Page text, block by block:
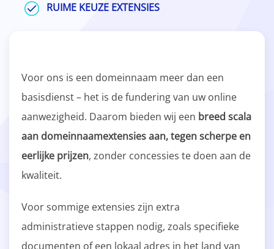
RUIME KEUZE EXTENSIES
Voor ons is een domeinnaam meer dan een
basisdienst – het is de fundering van uw online
aanwezigheid. Daarom bieden wij een breed scala
aan domeinnaamextensies aan, tegen scherpe en
eerlijke prijzen, zonder concessies te doen aan de
kwaliteit.
Voor sommige extensies zijn extra
administratieve stappen nodig, zoals specifieke
documenten of een lokaal adres in het land van